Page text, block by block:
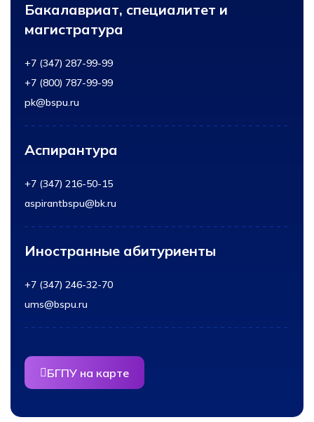
Бакалавриат, специалитет и
магистратура
+7 (347) 287-99-99
+7 (800) 787-99-99
pk@bspu.ru
Аспирантура
+7 (347) 216-50-15
aspirantbspu@bk.ru
Иностранные абитуриенты
+7 (347) 246-32-70
ums@bspu.ru
БГПУ на карте